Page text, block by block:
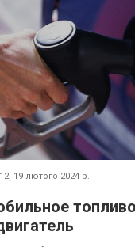
19 лютого 2024 р.